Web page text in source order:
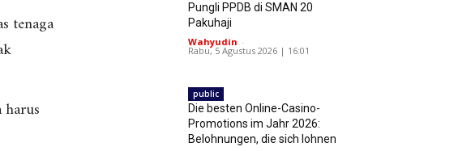
tenaga
Pungli PPDB di SMAN 20
Pakuhaji
Wahyudin -
Rabu, 5 Agustus 2026 | 16:01
public
Die besten Online-Casino-
Promotions im Jahr 2026:
Belohnungen, die sich lohnen